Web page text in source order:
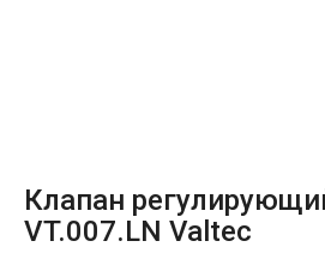
Клапан
VT.007.LN Valtec